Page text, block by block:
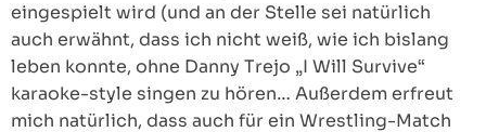
eingespielt wird (und an der Stelle sei natürlich
auch erwähnt, dass ich nicht weiß, wie ich bislang
leben konnte, ohne Danny Trejo „I Will Survive“
karaoke-style singen zu hören… Außerdem erfreut
mich natürlich, dass auch für ein Wrestling-Match